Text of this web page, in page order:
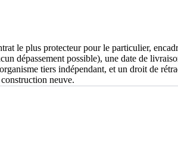
le plus protecteur pour le particulier,
dépassement possible), une date de
tiers indépendant, et un droit de
neuve.